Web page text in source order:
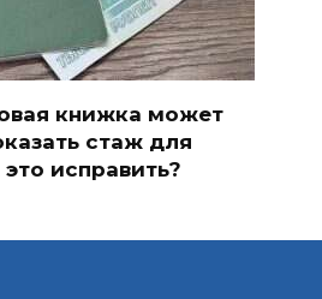
книжка может
стаж для
исправить?